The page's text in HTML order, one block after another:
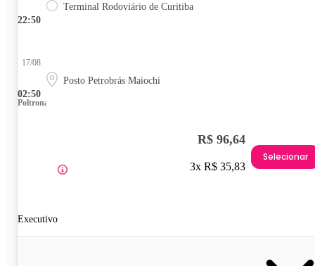
22:50
Terminal Rodoviário de Curitiba
02:50
17/08
Posto Petrobrás Maiochi
Poltrona
Executivo
R$ 96,64
3x R$ 35,83
Selecionar